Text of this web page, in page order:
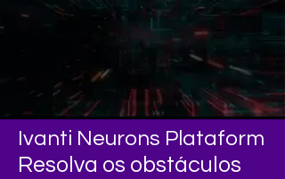
Ivanti Neurons Plataform
Resolva os obstáculos